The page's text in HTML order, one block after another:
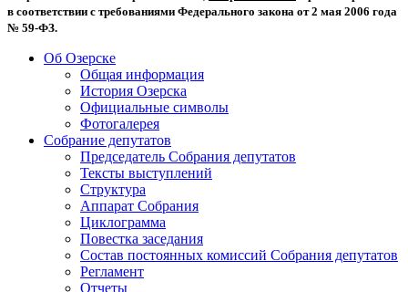
в соответствии с требованиями Федерального закона от 2 мая 2006 года
№ 59-ФЗ.
Об Озерске
Общая информация
История Озерска
Официальные символы
Фотогалерея
Собрание депутатов
Председатель Собрания депутатов
Тексты выступлений
Структура
Аппарат Собрания
Циклограмма
Повестка заседания
Состав постоянных комиссий Собрания депутатов
Регламент
Отчеты